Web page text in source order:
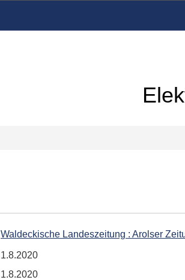
Waldeckische Landeszeitung : Arolser
1.8.2020
1.8.2020